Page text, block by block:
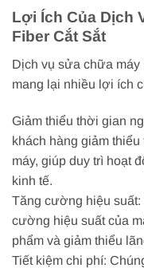
Lợi Ích Của Dịch
Fiber Cắt Sắt
Dịch vụ sửa chữa máy
mang lại nhiều lợi ích
Giảm thiểu thời gian
khách hàng giảm
máy, giúp duy trì hoạt
kinh tế.
Tăng cường hiệu suất:
cường hiệu suất của
phẩm và giảm thiểu
Tiết kiệm chi phí: